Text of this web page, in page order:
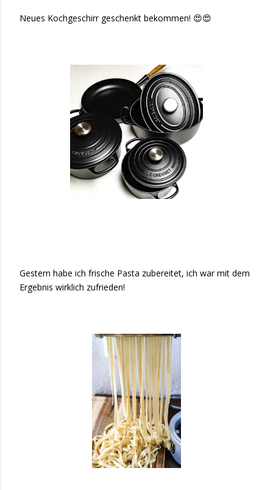
Neues Kochgeschirr geschenkt bekommen! 😍😍
Gestern habe ich frische Pasta zubereitet, ich war mit dem
Ergebnis wirklich zufrieden!